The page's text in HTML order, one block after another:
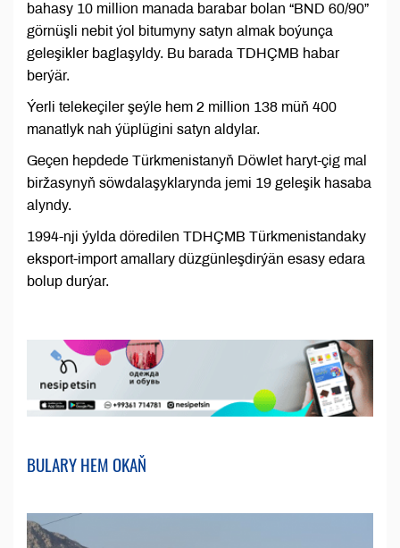
bahasy 10 million manada barabar bolan “BND 60/90”
görnüşli nebit ýol bitumyny satyn almak boýunça
geleşikler baglaşyldy. Bu barada TDHÇMB habar
berýär.
Ýerli telekeçiler şeýle hem 2 million 138 müň 400
manatlyk nah ýüplügini satyn aldylar.
Geçen hepdede Türkmenistanyň Döwlet haryt-çig mal
biržasynyň söwdalaşyklarynda jemi 19 geleşik hasaba
alyndy.
1994-nji ýylda döredilen TDHÇMB Türkmenistandaky
eksport-import amallary düzgünleşdirýän esasy edara
bolup durýar.
BULARY HEM OKAŇ